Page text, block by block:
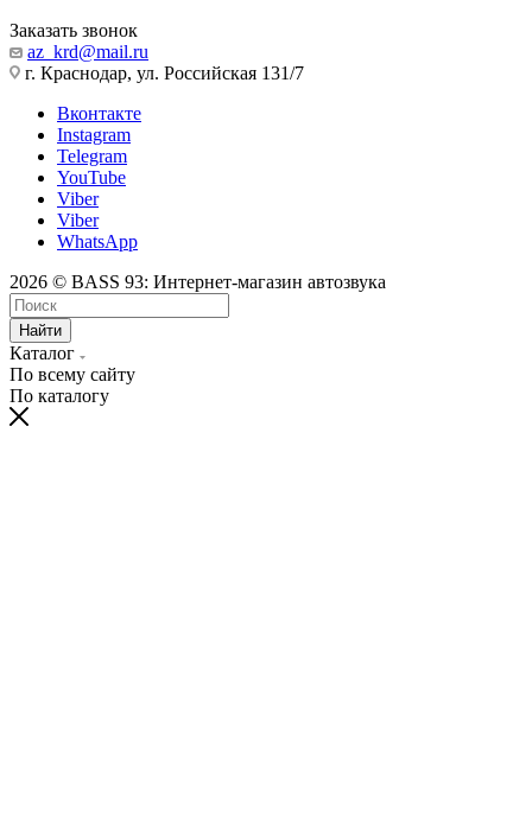
Заказать звонок
az_krd@mail.ru
г. Краснодар, ул. Российская 131/7
Вконтакте
Instagram
Telegram
YouTube
Viber
Viber
WhatsApp
2026 © BASS 93: Интернет-магазин автозвука
Найти
Каталог
По всему сайту
По каталогу